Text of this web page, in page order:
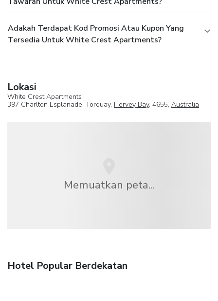
Adakah Terdapat Kod Promosi Atau Kupon Yang
Tersedia Untuk White Crest Apartments?
Lokasi
White Crest Apartments
397 Charlton Esplanade, Torquay, Hervey Bay, 4655, Australia
Memuatkan peta...
Hotel Popular Berdekatan